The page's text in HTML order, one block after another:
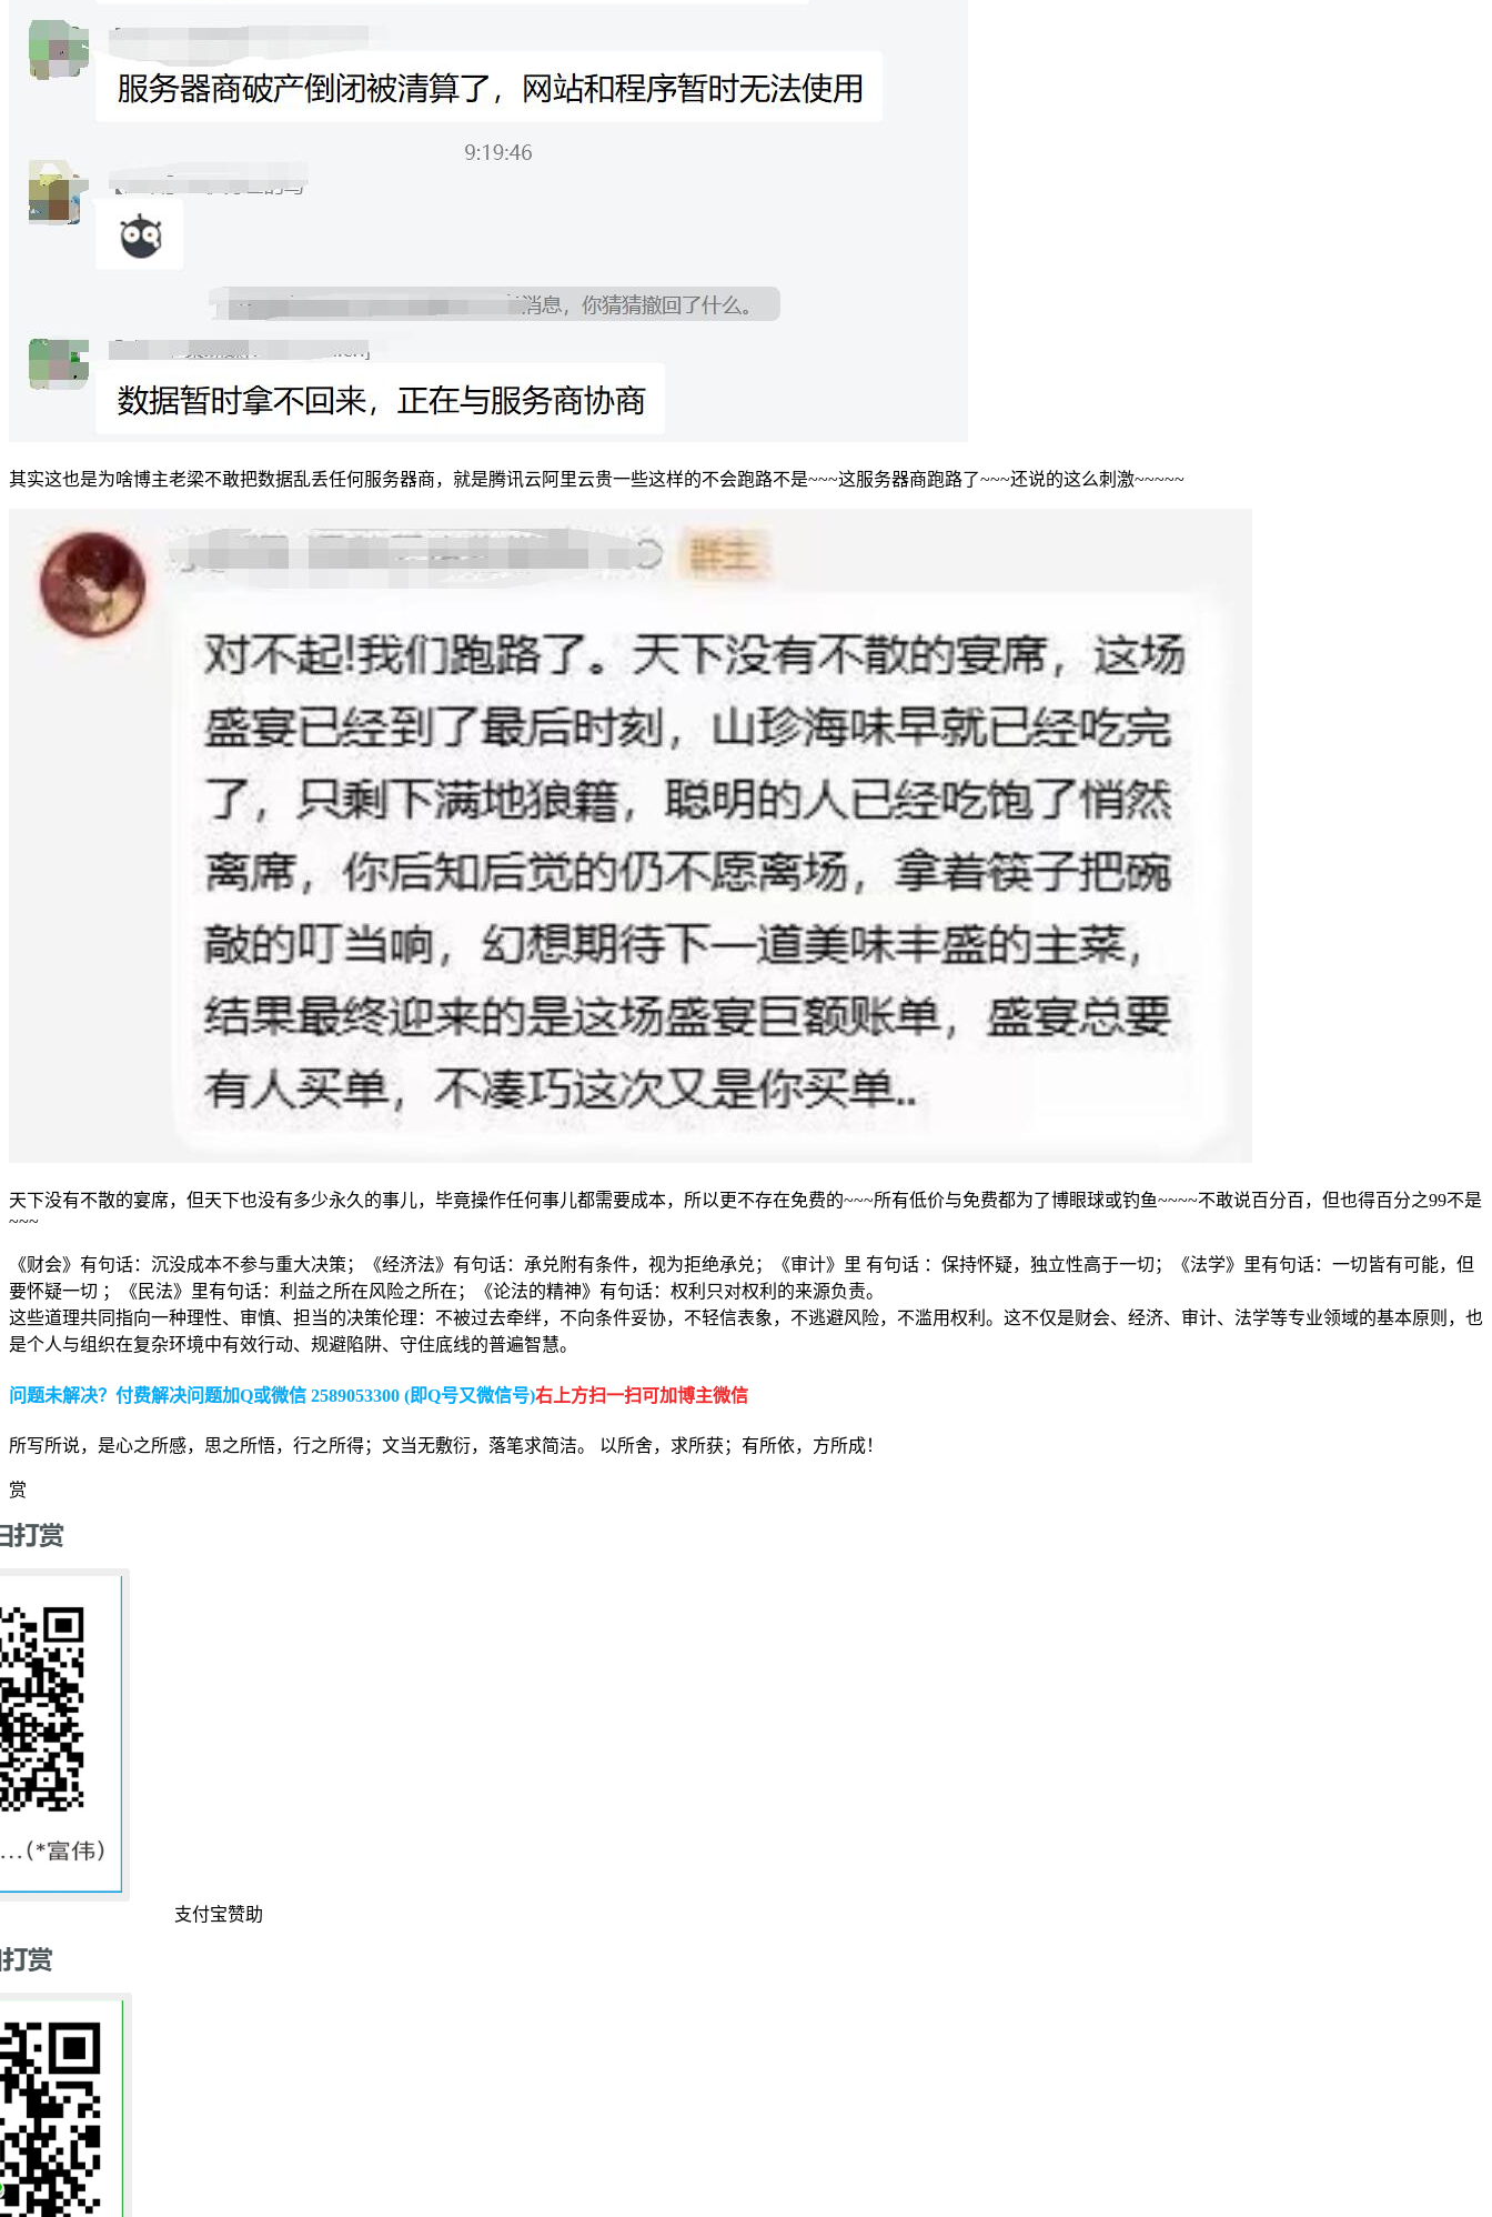
其实这也是为啥博主老梁不敢把数据乱丢任何服务器商，就是腾讯云阿里云贵一些这样的不会跑路不是~~~这服务器商跑路了~~~还说的这么刺激~~~~~
天下没有不散的宴席，但天下也没有多少永久的事儿，毕竟操作任何事儿都需要成本，所以更不存在免费的~~~所有低价与免费都为了博眼球或钓鱼~~~~不敢说百分百，但也得百分之99不是
~~~
《财会》有句话：沉没成本不参与重大决策；《经济法》有句话：承兑附有条件，视为拒绝承兑；《审计》里 有句话 ：保持怀疑，独立性高于一切；《法学》里有句话：一切皆有可能，但
要怀疑一切 ；《民法》里有句话：利益之所在风险之所在；《论法的精神》有句话：权利只对权利的来源负责。
这些道理共同指向一种理性、审慎、担当的决策伦理：不被过去牵绊，不向条件妥协，不轻信表象，不逃避风险，不滥用权利。这不仅是财会、经济、审计、法学等专业领域的基本原则，也
是个人与组织在复杂环境中有效行动、规避陷阱、守住底线的普遍智慧。
问题未解决？付费解决问题加Q或微信 2589053300 (即Q号又微信号)右上方扫一扫可加博主微信
所写所说，是心之所感，思之所悟，行之所得；文当无敷衍，落笔求简洁。 以所舍，求所获；有所依，方所成！
赏
支付宝赞助